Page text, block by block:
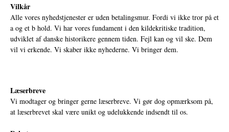
Vilkår
Alle vores nyhedstjenester er uden betalingsmur. Fordi vi ikke tror på et
a og et b hold. Vi har vores fundament i den kildekritiske tradition,
udviklet af danske historikere gennem tiden. Fejl kan og vil ske. Dem
vil vi erkende. Vi skaber ikke nyhederne. Vi bringer dem.
Læserbreve
Vi modtager og bringer gerne læserbreve. Vi gør dog opmærksom på,
at læserbrevet skal være unikt og udelukkende indsendt til os.